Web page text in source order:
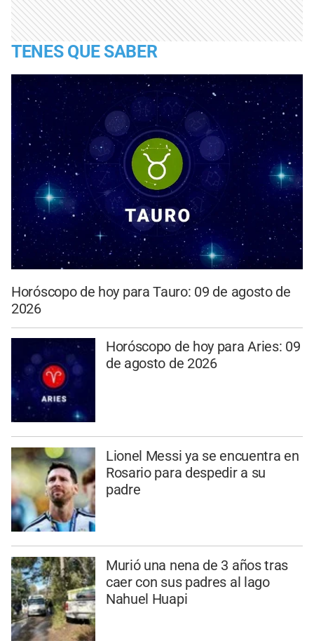
TENES QUE SABER
Horóscopo de hoy para Tauro: 09 de agosto de
2026
Horóscopo de hoy para Aries: 09
de agosto de 2026
Lionel Messi ya se encuentra en
Rosario para despedir a su
padre
Murió una nena de 3 años tras
caer con sus padres al lago
Nahuel Huapi